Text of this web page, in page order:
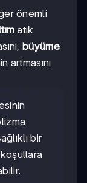
önemli
atık
büyüme
artmasını
bir